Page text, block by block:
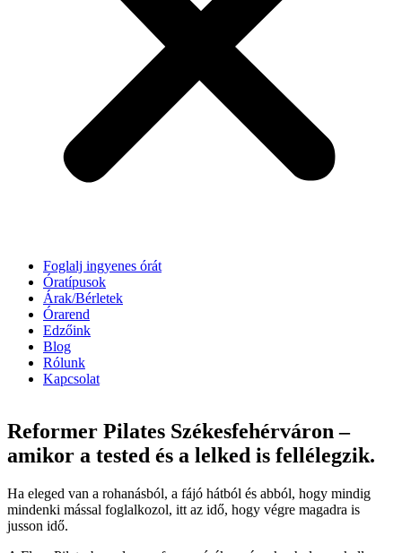
Foglalj ingyenes órát
Óratípusok
Árak/Bérletek
Órarend
Edzőink
Blog
Rólunk
Kapcsolat
Reformer Pilates Székesfehérváron –
amikor a tested és a lelked is fellélegzik.
Ha eleged van a rohanásból, a fájó hátból és abból, hogy mindig
mindenki mással foglalkozol, itt az idő, hogy végre magadra is
jusson idő.